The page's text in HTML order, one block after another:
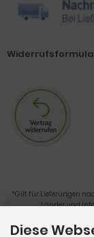
*Gilt für Lieferungen
Länder und
Nagelzange,
Diese